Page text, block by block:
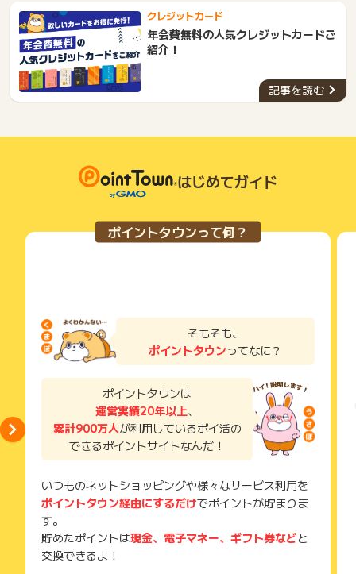
※スポンサーに正常な申込みでないと判断された場合
※同一IPからの2回目以降のお申込み
※即時審査（一時的なカードショッピングのご利用枠（ご利用可
能額：5万円））のみ通過の場合
※三井住友カードが主催する「ご紹介特典」を利用したお申込み
の場合
お問い合わせの際は申し込み番号が必須となります。
申込完了メールに記載されておりますので、破棄しないようお
申し込み番号がない場合は、お問い合わせ確認は不可とさせて
頂きます。
※お申込み日から半年以上経過している場合、ポイントに関する
お問合せを承ることができません。あらかじめご了承くださ
※ポイントに関するお問い合わせは、
ポイントタウンのサポート
までお問い合わせください。ポイントについて、広告主に直接
お問い合わせをした場合、ポイント獲得対象外となる場合がご
ざいます。
サービス・お買い物利用時にお電話など2つ以上の申し込み方
法がある場合、必ずサイト上のWEBフォームからお申し込みく
ださい。
各サービス・お買い物に掲載されている獲得条件を必ずよくお
読みください。
了などのメールは、ポイント獲得するまで必ず保管してくださ
獲得待ち・獲得失敗の状態でお問い合わせされる際に、該当の
メールを送っていただく場合がございます。
そのため、紛失・破棄された場合は対応いたしかねますので、
(※) SafariやChromeなどwebサイトを表示するアプリのこと
ません。
そのため、ポイントタウンのポイントに関するお問い合わせを
広告主様に直接行わないようお願いいたします。
掲載中のプログラムの掲載終了日はあくまで予定となってお
り、急遽終了となる場合がございます。
広告に遷移しない場合は掲載が終了となっておりポイントが獲
得できませんので、ご注意くださいませ。
②年間100万円利用でボーナスポイントプレゼント
年間100万円以上利用すると、100万円ごとに10,000Vポイン
トがプレゼントされます。※1
最大40,000Vポイントまでゲットできるチャンス！普段の買い
物や支払いをこのカードに集約させるだけで、ポイントがどん
SBI証券のクレカ積立で、最大5.0%のポイントが付与されま
資産運用を考えている方にもピッタリの特典です。！
基本還元率1%、特約店では最大10%還元、年間100万円利用
支払いをこの1枚にまとめるだけで、ポイントがどんどん貯ま
る楽しさを実感してください。
スマートにお得な生活をスタートさせたいなら、【三井住友カ
ード プラチナプリファード】に入会して、ワンランク上のクレ
ジットカードライフを始めましょう！
※1 対象取引や算定期間等の実際の適用条件などの詳細は、三井
住友カードのホームページを必ずご確認ください。
※2 条件あり。詳細は三井住友カード公式HPをご確認くださ
クレジットカード
年会費無料の人気クレジットカードご
紹介！
記事を読む
はじめてガイド
ポイントタウンって何？
そもそも、
ポイントタウンってなに？
ポイントタウンは
運営実績20年以上、
累計900万人が利用しているポイ活の
できるポイントサイトなんだ！
いつものネットショッピングや様々なサービス利用を
ポイントタウン経由にするだけでポイントが貯まりま
す。
貯めたポイントは現金、電子マネー、ギフト券などと
交換できるよ！